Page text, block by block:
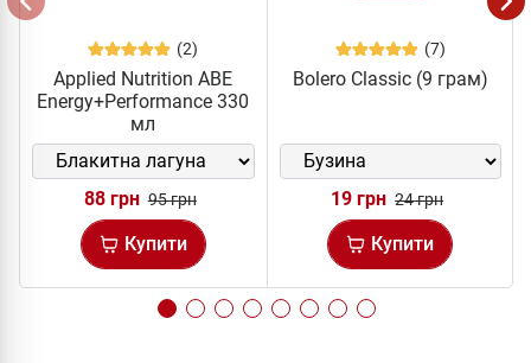
(2)
Applied Nutrition ABE
Energy+Performance 330
мл
88 грн 95 грн
Купити
(7)
Bolero Classic (9 грам)
19 грн 24 грн
Купити